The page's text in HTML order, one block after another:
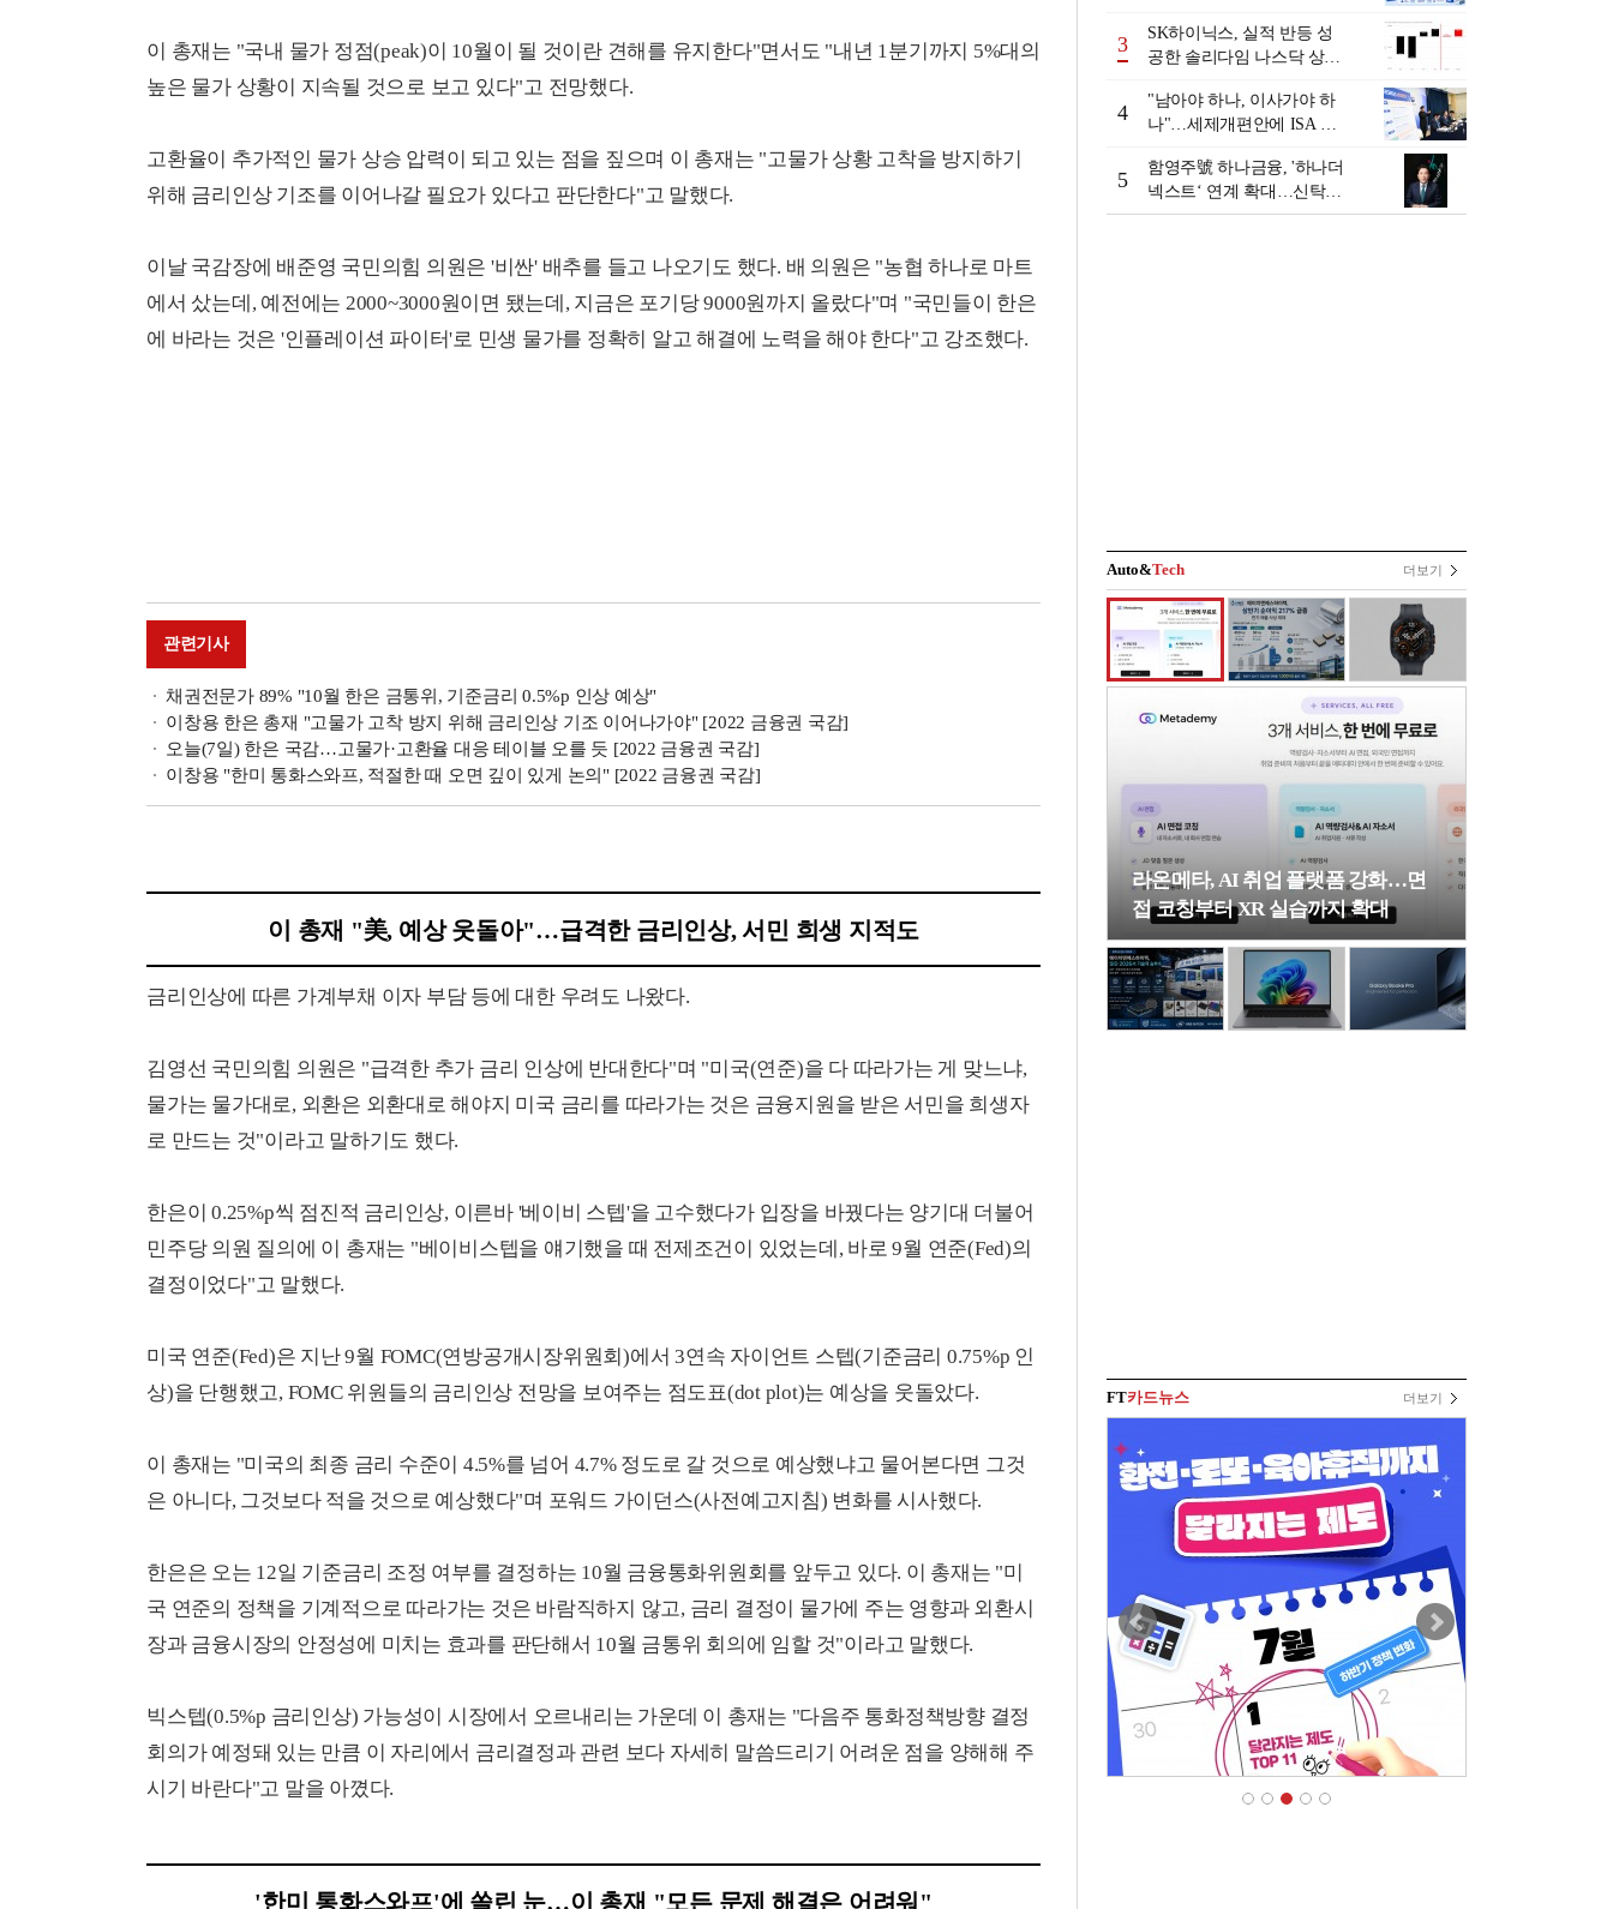
이 총재는 "국내 물가 정점(peak)이 10월이 될 것이란 견해를 유지한다"면서도 "내년 1분기까지 5%대의
높은 물가 상황이 지속될 것으로 보고 있다"고 전망했다.
고환율이 추가적인 물가 상승 압력이 되고 있는 점을 짚으며 이 총재는 "고물가 상황 고착을 방지하기
위해 금리인상 기조를 이어나갈 필요가 있다고 판단한다"고 말했다.
이날 국감장에 배준영 국민의힘 의원은 '비싼' 배추를 들고 나오기도 했다. 배 의원은 "농협 하나로 마트
에서 샀는데, 예전에는 2000~3000원이면 됐는데, 지금은 포기당 9000원까지 올랐다"며 "국민들이 한은
에 바라는 것은 '인플레이션 파이터'로 민생 물가를 정확히 알고 해결에 노력을 해야 한다"고 강조했다.
관련기사
채권전문가 89% "10월 한은 금통위, 기준금리 0.5%p 인상 예상"
이창용 한은 총재 "고물가 고착 방지 위해 금리인상 기조 이어나가야" [2022 금융권 국감]
오늘(7일) 한은 국감…고물가·고환율 대응 테이블 오를 듯 [2022 금융권 국감]
이창용 "한미 통화스와프, 적절한 때 오면 깊이 있게 논의" [2022 금융권 국감]
이 총재 "美, 예상 웃돌아"…급격한 금리인상, 서민 희생 지적도
금리인상에 따른 가계부채 이자 부담 등에 대한 우려도 나왔다.
김영선 국민의힘 의원은 "급격한 추가 금리 인상에 반대한다"며 "미국(연준)을 다 따라가는 게 맞느냐,
물가는 물가대로, 외환은 외환대로 해야지 미국 금리를 따라가는 것은 금융지원을 받은 서민을 희생자
로 만드는 것"이라고 말하기도 했다.
한은이 0.25%p씩 점진적 금리인상, 이른바 '베이비 스텝'을 고수했다가 입장을 바꿨다는 양기대 더불어
민주당 의원 질의에 이 총재는 "베이비스텝을 얘기했을 때 전제조건이 있었는데, 바로 9월 연준(Fed)의
결정이었다"고 말했다.
미국 연준(Fed)은 지난 9월 FOMC(연방공개시장위원회)에서 3연속 자이언트 스텝(기준금리 0.75%p 인
상)을 단행했고, FOMC 위원들의 금리인상 전망을 보여주는 점도표(dot plot)는 예상을 웃돌았다.
이 총재는 "미국의 최종 금리 수준이 4.5%를 넘어 4.7% 정도로 갈 것으로 예상했냐고 물어본다면 그것
은 아니다, 그것보다 적을 것으로 예상했다"며 포워드 가이던스(사전예고지침) 변화를 시사했다.
한은은 오는 12일 기준금리 조정 여부를 결정하는 10월 금융통화위원회를 앞두고 있다. 이 총재는 "미
국 연준의 정책을 기계적으로 따라가는 것은 바람직하지 않고, 금리 결정이 물가에 주는 영향과 외환시
장과 금융시장의 안정성에 미치는 효과를 판단해서 10월 금통위 회의에 임할 것"이라고 말했다.
빅스텝(0.5%p 금리인상) 가능성이 시장에서 오르내리는 가운데 이 총재는 "다음주 통화정책방향 결정
회의가 예정돼 있는 만큼 이 자리에서 금리결정과 관련 보다 자세히 말씀드리기 어려운 점을 양해해 주
시기 바란다"고 말을 아꼈다.
'한미 통화스와프'에 쏠린 눈…이 총재 "모든 문제 해결은 어려워"
3
SK하이닉스, 실적 반등 성
공한 솔리다임 나스닥 상장
4
"남아야 하나, 이사가야 하
나"…세제개편안에 ISA 투
5
함영주號 하나금융, '하나더
넥스트‘ 연계 확대…신탁수
수료 2배 증가 효과 [금융 시
Auto&Tech 더보기
라온메타, AI 취업 플랫폼 강화…면
접 코칭부터 XR 실습까지 확대
FT카드뉴스 더보기